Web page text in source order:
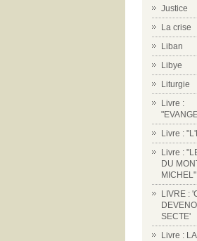
Justice
La crise
Liban
Libye
Liturgie
Livre :
Livre :
Livre :
DU
MICHEL"
LIVRE :
SECTE'
Livre :